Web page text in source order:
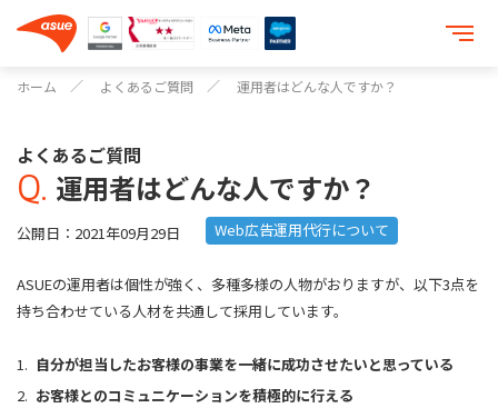
ホーム よくあるご質問 運用者はどんな人ですか？
よくあるご質問
運用者はどんな人ですか？
公開日： 2021年09月29日 Web広告運用代行について
ASUEの運用者は個性が強く、多種多様の人物がおりますが、以下3点を
持ち合わせている人材を共通して採用しています。
自分が担当したお客様の事業を一緒に成功させたいと思っている
お客様とのコミュニケーションを積極的に行える